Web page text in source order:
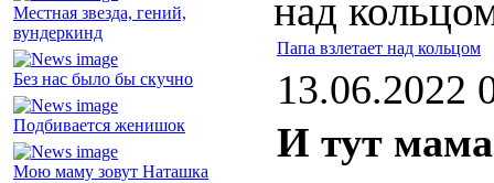
Местная звезда, гений,
вундеркинд
Без нас было бы скучно
Подбивается женишок
Мою маму зовут Наташка
над
Папа взлетает над кольцом
13.06.2022
И тут